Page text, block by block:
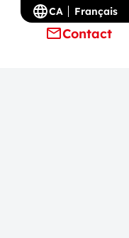
Contact
CA Français